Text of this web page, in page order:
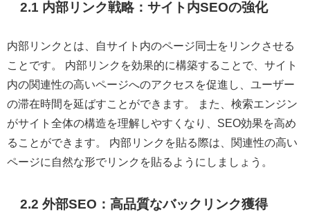
2.1 内部リンク戦略：サイト内SEOの強化
内部リンクとは、自サイト内のページ同士をリンクさせる
ことです。 内部リンクを効果的に構築することで、サイト
内の関連性の高いページへのアクセスを促進し、ユーザー
の滞在時間を延ばすことができます。 また、検索エンジン
がサイト全体の構造を理解しやすくなり、SEO効果を高め
ることができます。 内部リンクを貼る際は、関連性の高い
ページに自然な形でリンクを貼るようにしましょう。
2.2 外部SEO：高品質なバックリンク獲得